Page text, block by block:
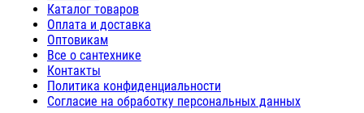
Каталог товаров
Оплата и доставка
Оптовикам
Все о сантехнике
Контакты
Политика конфиденциальности
Согласие на обработку персональных данных